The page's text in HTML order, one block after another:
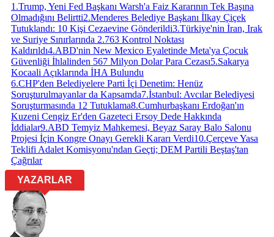
1 .Trump, Yeni Fed Başkanı Warsh'a Faiz Kararının Tek Başına
Olmadığını Belirtti2.Menderes Belediye Başkanı İlkay Çiçek
Tutuklandı: 10 Kişi Cezaevine Gönderildi3.Türkiye'nin İran, Irak
ve Suriye Sınırlarında 2.763 Kontrol Noktası
Kaldırıldı4.ABD'nin New Mexico Eyaletinde Meta'ya Çocuk
Güvenliği İhlalinden 567 Milyon Dolar Para Cezası5.Sakarya
Kocaali Açıklarında İHA Bulundu
6.CHP'den Belediyelere Parti İçi Denetim: Henüz
Soruşturulmayanlar da Kapsamda7.İstanbul: Avcılar Belediyesi
Soruşturmasında 12 Tutuklama8.Cumhurbaşkanı Erdoğan'ın
Kuzeni Cengiz Er'den Gazeteci Ersoy Dede Hakkında
İddialar9.ABD Temyiz Mahkemesi, Beyaz Saray Balo Salonu
Projesi İçin Kongre Onayı Gerekli Kararı Verdi10.Çerçeve Yasa
Teklifi Adalet Komisyonu'ndan Geçti; DEM Partili Beştaş'tan
Çağrılar
YAZARLAR